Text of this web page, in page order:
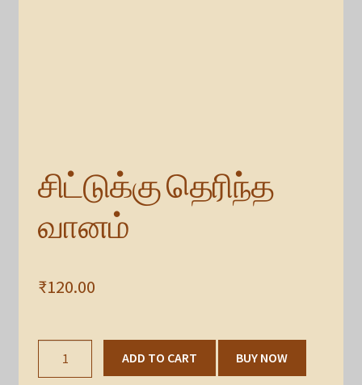
சிட்டுக்கு தெரிந்த
வானம்
₹120.00
தெரிந்த
ADD TO CART BUY NOW